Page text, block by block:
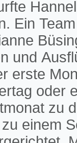
Ein
und
erste
oder
zu
einem